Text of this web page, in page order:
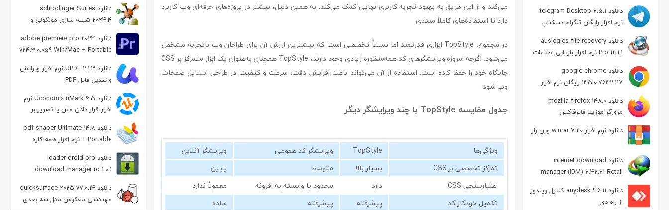
دانلود telegram Desktop 6.5.1
نرم افزار رایگان تلگرام دسکتاپ
دانلود auslogics file recovery
Pro 12.1.1 نرم افزار بازیابی اطلاعات
دانلود google chrome
145.0.7632.117 رایگان نرم افزار
مرورگر گوگل کروم
دانلود mozilla firefox 148.0
مرورگر موزیلا فایرفاکس
دانلود نرم افزار winrar 7.20 وین رار
دانلود internet download
manager (IDM) 6.42.61 Retail
مدیریت دانلود
دانلود anydesk 9.6.11 کنترل ویندوز
از راه دور
می‌کند و از این طریق به بهبود تجربه کاربری نهایی کمک می‌کند. به همین دلیل، بیشتر در پروژه‌های حرفه‌ای وب کاربرد
دارد تا استفاده‌های کاملاً مبتدی.
در مجموع، TopStyle ابزاری قدرتمند اما نسبتاً تخصصی است که بیشترین ارزش آن برای طراحان وب باتجربه مشخص
می‌شود. اگرچه امروزه ویرایشگرهای کد همه‌منظوره زیادی وجود دارند، TopStyle همچنان به‌عنوان یک ابزار متمرکز بر CSS
جایگاه خود را حفظ کرده است. استفاده از آن می‌تواند باعث افزایش دقت، سرعت و کیفیت در طراحی استایل صفحات
وب شود.
جدول مقایسه TopStyle با چند ویرایشگر دیگر
ویژگی‌ها TopStyle ویرایشگر کد عمومی
ویرایشگر آنلاین
تمرکز تخصصی بر CSS
بسیار بالا متوسط
پایین
اعتبارسنجی CSS
دارد محدود یا وابسته به افزونه
معمولاً ندارد
تکمیل خودکار کد
پیشرفته پیشرفته
ساده
دانلود schrodinger Suites
2024.4 شبیه سازی مولکولی و
شیمیایی
دانلود adobe premiere pro 2024
v24.3.0.059 Win/Mac + Portable
ویرایش حرفه ای فیلم
دانلود UPDF 2.1.3 نرم افزار ویرایش
و تبدیل فایل PDF
دانلود Uconomix uMark 6.5 نرم
افزار قرار دادن متن یا تصویر بر
روی عکس
دانلود pdf shaper Ultimate 14.8
+ Portable نرم افزار همه کاره
مدیریت اسناد PDF
دانلود loader droid pro
download manager ro 1.0.1
دانلود quicksurface 2025 v7.0.14
مهندسی معکوس مدل سه بعدی